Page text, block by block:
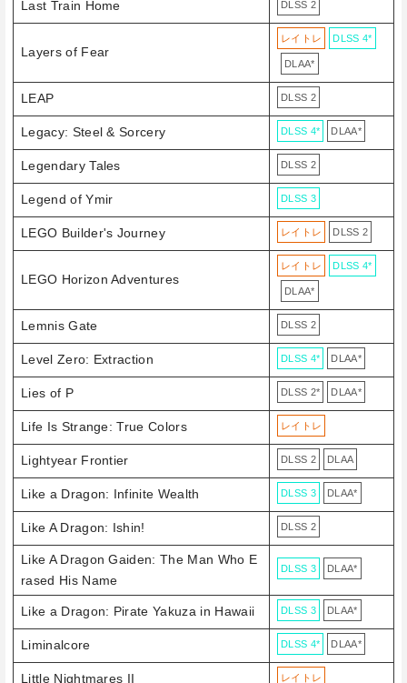
Last Train Home DLSS 2
Layers of Fear
レイトレ DLSS 4*
DLAA*
LEAP DLSS 2
Legacy: Steel & Sorcery DLSS 4* DLAA*
Legendary Tales DLSS 2
Legend of Ymir DLSS 3
LEGO Builder's Journey レイトレ DLSS 2
LEGO Horizon Adventures
レイトレ DLSS 4*
DLAA*
Lemnis Gate DLSS 2
Level Zero: Extraction DLSS 4* DLAA*
Lies of P DLSS 2* DLAA*
Life Is Strange: True Colors レイトレ
Lightyear Frontier DLSS 2 DLAA
Like a Dragon: Infinite Wealth DLSS 3 DLAA*
Like A Dragon: Ishin! DLSS 2
Like A Dragon Gaiden: The Man Who E
rased His Name
DLSS 3 DLAA*
Like a Dragon: Pirate Yakuza in Hawaii DLSS 3 DLAA*
Liminalcore DLSS 4* DLAA*
Little Nightmares II レイトレ